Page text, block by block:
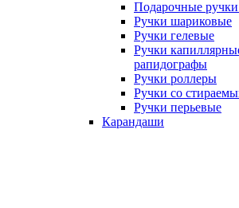
Подарочные
Ручки шариковые
Ручки гелевые
Ручки
рапидографы
Ручки роллеры
Ручки со
Ручки перьевые
Карандаши